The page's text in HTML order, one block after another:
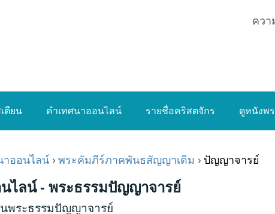
คว
ตียน คำเทศนาออนไลน์ รายชื่อคริสตจักร ดูหนังพ
าออนไลน์ ›พระคัมภีร์ภาคพันธสัญญาเดิม › ปัญญาจารย์
ไลน์ - พระธรรมปัญญาจารย์
พระธรรมปัญญาจารย์